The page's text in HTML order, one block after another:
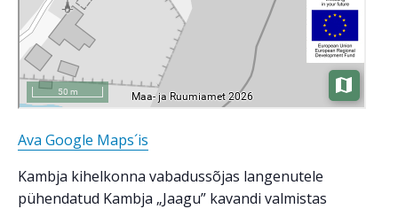
Ava Google Maps´is
Kambja kihelkonna vabadussõjas langenutele
pühendatud Kambja „Jaagu” kavandi valmistas